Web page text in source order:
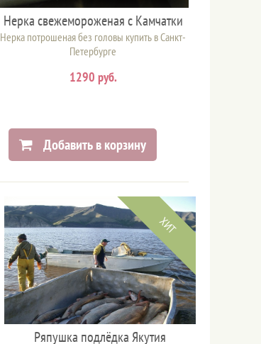
Нерка свежемороженая с Камчатки
Нерка потрошеная без головы купить в Санкт-
Петербурге
1290 руб.
Добавить в корзину
ХИТ
Ряпушка подлёдка Якутия